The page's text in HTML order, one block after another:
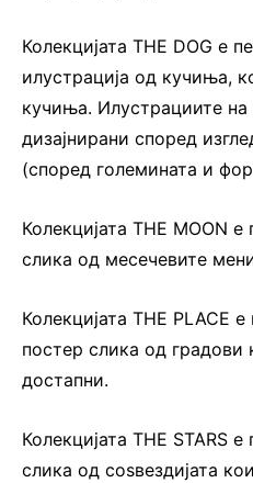
Колекцијата THE DOG е
илустрација од кучиња,
кучиња. Илустрациите
дизајнирани според
(според големината и
Колекцијата THE MOON
слика од месечевите
Колекцијата THE PLACE
постер слика од градови
достапни.
Колекцијата THE STARS
слика од соѕвездијата